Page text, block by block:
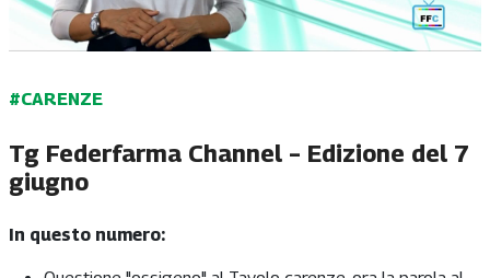
#CARENZE
Tg Federfarma Channel – Edizione del 7
giugno
In questo numero: